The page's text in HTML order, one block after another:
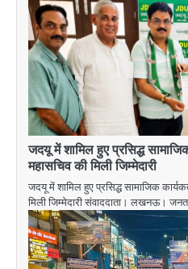
जदयू में शामिल हुए प्रसिद्ध
महासचिव की मिली जिम्मेदारी
जदयू में शामिल हुए प्रसिद्ध सामाजिक
मिली जिम्मेदारी संवाददाता। लखनऊ।